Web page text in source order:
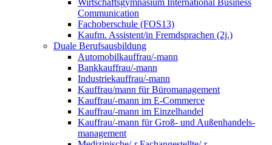
Wirtschaftsgymnasium International Business
Communication
Fachoberschule (FOS13)
Kaufm. Assistent/in Fremdsprachen (2j.)
Duale Berufsausbildung
Automobilkauffrau/-mann
Bankkauffrau/-mann
Industriekauffrau/-mann
Kauffrau/mann für Büromanagement
Kauffrau/-mann im E-Commerce
Kauffrau/-mann im Einzelhandel
Kauffrau/-mann für Groß- und Außen­handels­
manage­ment